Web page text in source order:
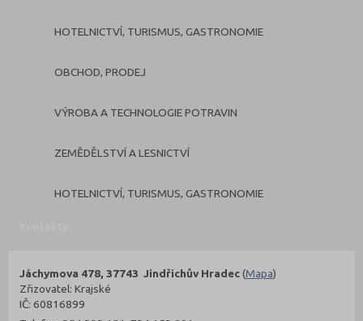
HOTELNICTVÍ, TURISMUS, GASTRONOMIE
OBCHOD, PRODEJ
VÝROBA A TECHNOLOGIE POTRAVIN
ZEMĚDĚLSTVÍ A LESNICTVÍ
HOTELNICTVÍ, TURISMUS, GASTRONOMIE
Jáchymova 478, 37743 Jindřichův Hradec(Mapa)
Zřizovatel: Krajské
IČ: 60816899